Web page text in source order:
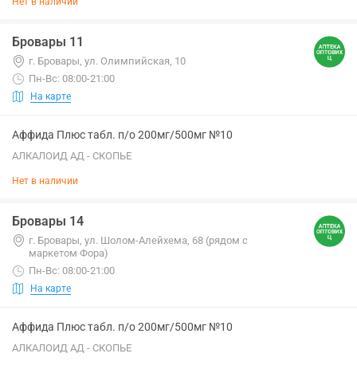
Бровары 11
г. Бровары, ул. Олимпийская, 10
Пн-Вс: 08:00-21:00
На карте
Аффида Плюс табл. п/о 200мг/500мг №10
АЛКАЛОИД АД - СКОПЬЕ
Нет в наличии
Бровары 14
г. Бровары, ул. Шолом-Алейхема, 68 (рядом с
маркетом Фора)
Пн-Вс: 08:00-21:00
На карте
Аффида Плюс табл. п/о 200мг/500мг №10
АЛКАЛОИД АД - СКОПЬЕ